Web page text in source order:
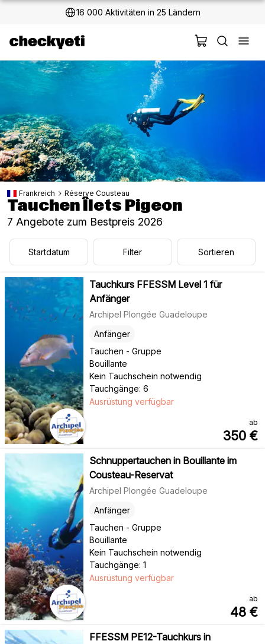
2 Millionen+ glückliche Kunden
Frankreich Réserve Cousteau
Tauchen Îlets Pigeon
7 Angebote zum Bestpreis 2026
Startdatum Filter Sortieren
Tauchkurs FFESSM Level 1 für
Anfänger
Archipel Plongée Guadeloupe
Tauchen - Gruppe
Bouillante
Anfänger
Kein Tauchschein notwendig
Tauchgänge: 6
Ausrüstung verfügbar
ab
350 €
Schnuppertauchen in Bouillante im
Cousteau-Reservat
Archipel Plongée Guadeloupe
Tauchen - Gruppe
Bouillante
Anfänger
Kein Tauchschein notwendig
Tauchgänge: 1
Ausrüstung verfügbar
ab
48 €
FFESSM PE12-Tauchkurs in